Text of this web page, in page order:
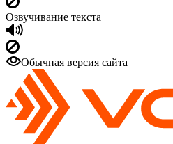
Озвучивание текста
Обычная версия сайта